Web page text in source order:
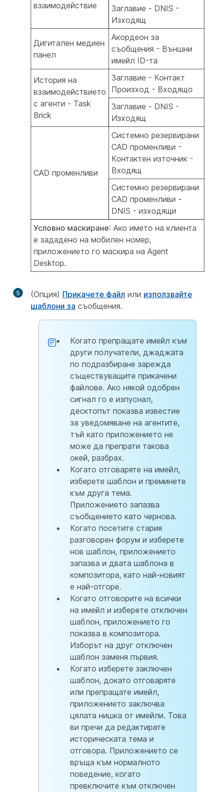
взаимодействие
Заглавие - DNIS -
Изходящ
Дигитален медиен
панел
Акордеон за
съобщения - Външни
имейл ID-та
История на
взаимодействието
с агенти - Task
Brick
Заглавие - Контакт
Произход - Входящо
Заглавие - DNIS -
Изходящ
CAD променливи
Системно резервирани
CAD променливи -
Контактен източник -
Входящ
Системно резервирани
CAD променливи -
DNIS - изходящи
Условно маскиране: Ако името на клиента
е зададено на мобилен номер,
приложението го маскира на Agent
Desktop.
5 (Опция) Прикачете файл или използвайте
шаблони за съобщения.
Когато препращате имейл към
други получатели, джаджата
по подразбиране зарежда
съществуващите прикачени
файлове. Ако някой одобрен
сигнал го е изпуснал,
десктопът показва известие
за уведомяване на агентите,
тъй като приложението не
може да препрати такова
окей, разбрах.
Когато отговаряте на имейл,
изберете шаблон и преминете
към друга тема.
Приложението запазва
съобщението като чернова.
Когато посетите стария
разговорен форум и изберете
нов шаблон, приложението
запазва и двата шаблона в
композитора, като най-новият
е най-отгоре.
Когато отговорите на всички
на имейл и изберете отключен
шаблон, приложението го
показва в композитора.
Изборът на друг отключен
шаблон заменя първия.
Когато изберете заключен
шаблон, докато отговаряте
или препращате имейл,
приложението заключва
цялата нишка от имейли. Това
ви пречи да редактирате
историческата тема и
отговора. Приложението се
връща към нормалното
поведение, когато
превключите към отключен